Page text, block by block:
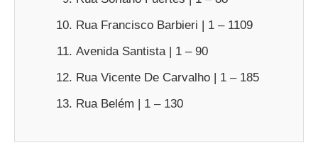
Rua Francisco Barbieri | 1 – 1109
Avenida Santista | 1 – 90
Rua Vicente De Carvalho | 1 – 185
Rua Belém | 1 – 130